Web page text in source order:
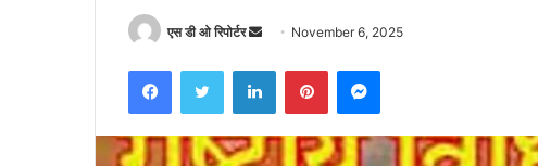
एस डी ओ रिपोर्टर
Send November 6, 2025
FacebookTwitter LinkedInPinterestMessenger